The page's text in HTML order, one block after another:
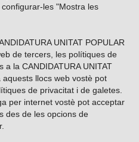
les "Mostra les
UNITAT POPULAR
de tercers, les polítiques de
la CANDIDATURA UNITAT
aquests llocs web vostè pot
de privacitat i de galetes.
per internet vostè pot acceptar
des de les opcions de
al nostre butlletí?
xarxes socials